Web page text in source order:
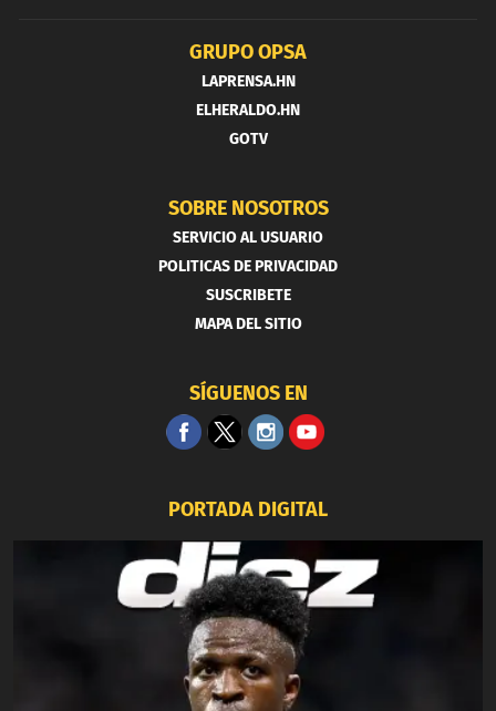
GRUPO OPSA
LAPRENSA.HN
ELHERALDO.HN
GOTV
SOBRE NOSOTROS
SERVICIO AL USUARIO
POLITICAS DE PRIVACIDAD
SUSCRIBETE
MAPA DEL SITIO
SÍGUENOS EN
PORTADA DIGITAL